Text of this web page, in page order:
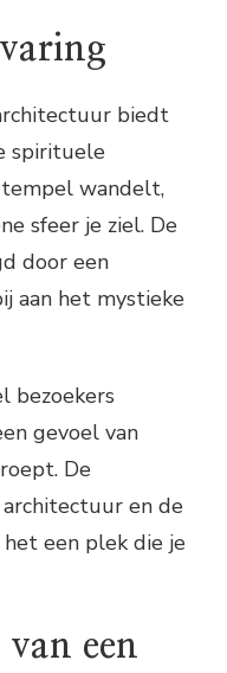
biedt
spirituele
wandelt,
sfeer je ziel. De
door een
aan het mystieke
bezoekers
gevoel van
De
en de
een plek die je
een